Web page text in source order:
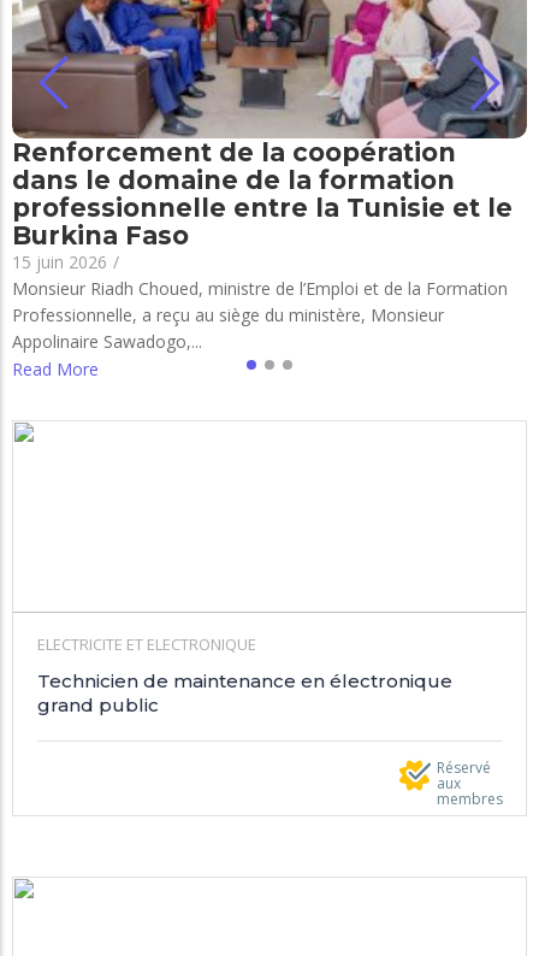
Renforcement de la coopération
dans le domaine de la formation
professionnelle entre la Tunisie et le
Burkina Faso
15 juin 2026 /
Monsieur Riadh Choued, ministre de l’Emploi et de la Formation
Professionnelle, a reçu au siège du ministère, Monsieur
Appolinaire Sawadogo,...
Read More
ELECTRICITE ET ELECTRONIQUE
Technicien de maintenance en électronique
grand public
Réservé
aux
membres